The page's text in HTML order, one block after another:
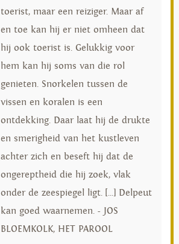
toerist, maar een reiziger. Maar af
en toe kan hij er niet omheen dat
hij ook toerist is. Gelukkig voor
hem kan hij soms van die rol
genieten. Snorkelen tussen de
vissen en koralen is een
ontdekking. Daar laat hij de drukte
en smerigheid van het kustleven
achter zich en beseft hij dat de
ongereptheid die hij zoek, vlak
onder de zeespiegel ligt. [...] Delpeut
kan goed waarnemen. - JOS
BLOEMKOLK, HET PAROOL